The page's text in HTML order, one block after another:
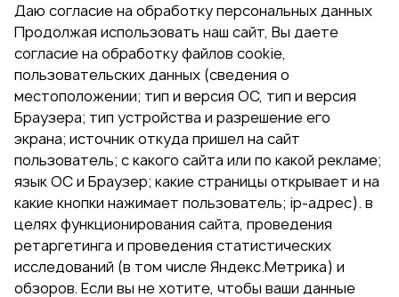
Даю согласие на обработку персональных данных
Продолжая использовать наш сайт, Вы даете
согласие на обработку файлов cookie,
пользовательских данных (сведения о
местоположении; тип и версия ОС, тип и версия
Браузера; тип устройства и разрешение его
экрана; источник откуда пришел на сайт
пользователь; с какого сайта или по какой рекламе;
язык ОС и Браузер; какие страницы открывает и на
какие кнопки нажимает пользователь; ip-адрес). в
целях функционирования сайта, проведения
ретаргетинга и проведения статистических
исследований (в том числе Яндекс.Метрика) и
обзоров. Если вы не хотите, чтобы ваши данные